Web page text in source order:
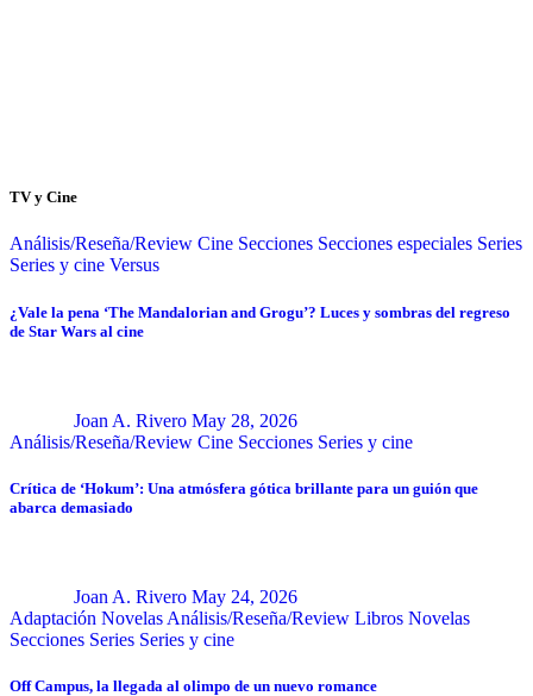
TV y Cine
Análisis/Reseña/Review Cine Secciones Secciones especiales Series
Series y cine Versus
¿Vale la pena ‘The Mandalorian and Grogu’? Luces y sombras del regreso
de Star Wars al cine
Joan A. Rivero May 28, 2026
Análisis/Reseña/Review Cine Secciones Series y cine
Crítica de ‘Hokum’: Una atmósfera gótica brillante para un guión que
abarca demasiado
Joan A. Rivero May 24, 2026
Adaptación Novelas Análisis/Reseña/Review Libros Novelas
Secciones Series Series y cine
Off Campus, la llegada al olimpo de un nuevo romance